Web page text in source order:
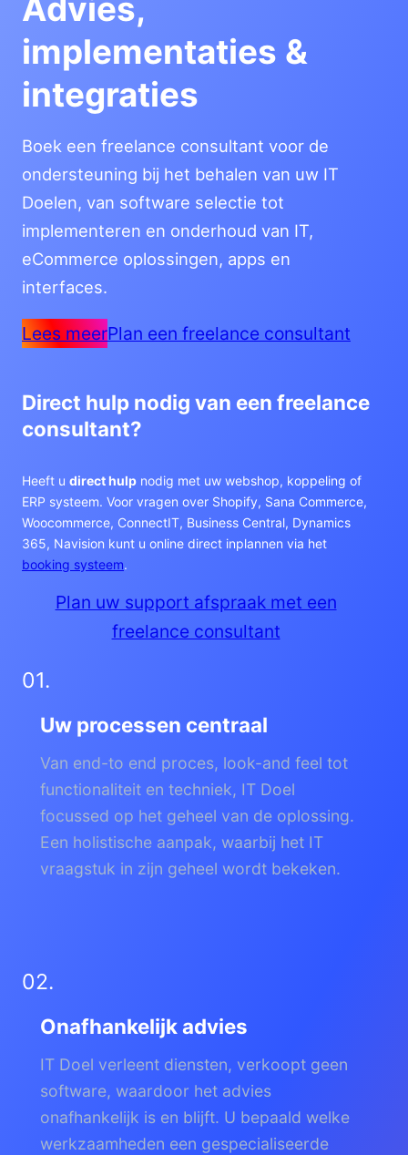
Advies,
implementaties &
integraties
Boek een freelance consultant voor de
ondersteuning bij het behalen van uw IT
Doelen, van software selectie tot
implementeren en onderhoud van IT,
eCommerce oplossingen, apps en
interfaces.
Lees meerPlan een freelance consultant
Direct hulp nodig van een freelance
consultant?
Heeft u direct hulp nodig met uw webshop, koppeling of
ERP systeem. Voor vragen over Shopify, Sana Commerce,
Woocommerce, ConnectIT, Business Central, Dynamics
365, Navision kunt u online direct inplannen via het
booking systeem.
Plan uw support afspraak met een
freelance consultant
01.
Uw processen centraal
Van end-to end proces, look-and feel tot
functionaliteit en techniek, IT Doel
focussed op het geheel van de oplossing.
Een holistische aanpak, waarbij het IT
vraagstuk in zijn geheel wordt bekeken.
02.
Onafhankelijk advies
IT Doel verleent diensten, verkoopt geen
software, waardoor het advies
onafhankelijk is en blijft. U bepaald welke
werkzaamheden een gespecialiseerde